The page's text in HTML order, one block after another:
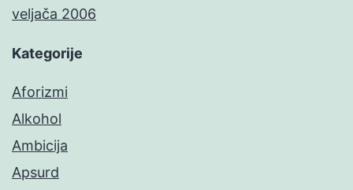
veljača 2006
Kategorije
Aforizmi
Alkohol
Ambicija
Apsurd